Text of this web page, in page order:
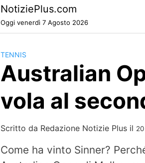
NotiziePlus.com
Oggi venerdì 7 Agosto 2026
TENNIS
Australian
vola al
Scritto da Redazione Notizie Plus il
Come ha vinto Sinner?